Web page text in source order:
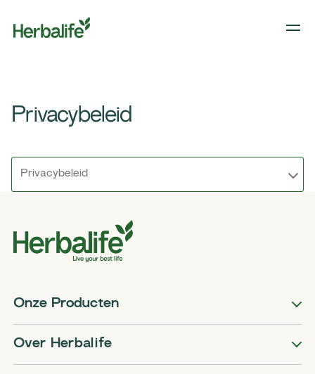
Privacybeleid
Privacybeleid
Onze Producten
Over Herbalife